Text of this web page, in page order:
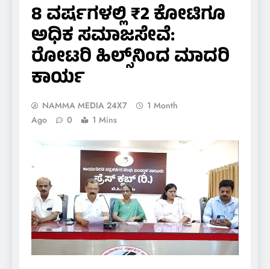
8 ವರ್ಷಗಳಲ್ಲಿ ₹2 ಕೋಟಿಗೂ
ಅಧಿಕ ಸಮಾಜಸೇವೆ:
ರೋಟರಿ ಹಿಲ್ಸ್‌ನಿಂದ ಮಾದರಿ
ಕಾರ್ಯ
NAMMA MEDIA 24X7
1 Month
Ago
0 1 Mins